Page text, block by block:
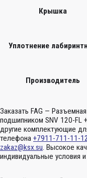
Крышка
Уплотнение
Производитель
Заказать FAG —
подшипником SNV 120-FL
другие комплектующие
телефона +7911-711-11-
zakaz@ksx.su. Высокое
индивидуальные условия